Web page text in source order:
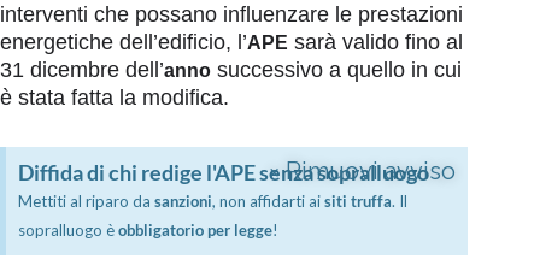
interventi che possano influenzare le prestazioni
energetiche dell’edificio, l’APE sarà valido fino al
31 dicembre dell’anno successivo a quello in cui
è stata fatta la modifica.
Diffida di chi redige l'APE senza sopralluogo
Mettiti al riparo da sanzioni, non affidarti aisiti truffa. Il
sopralluogo èobbligatorio per legge!
× Rimuovi avviso